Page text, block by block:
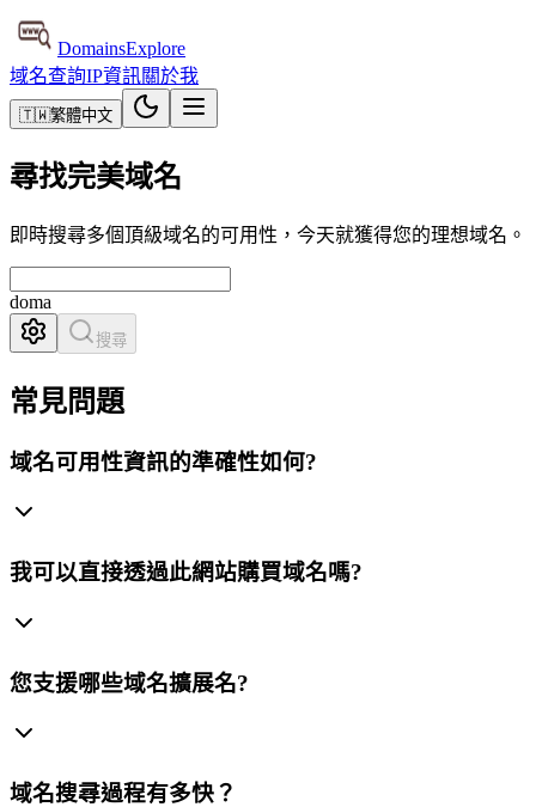
DomainsExplore
域名查詢IP資訊關於我
🇹🇼繁體中文
尋找完美域名
即時搜尋多個頂級域名的可用性，今天就獲得您的理想域名。
d
搜尋
常見問題
域名可用性資訊的準確性如何?
我可以直接透過此網站購買域名嗎?
您支援哪些域名擴展名?
域名搜尋過程有多快？